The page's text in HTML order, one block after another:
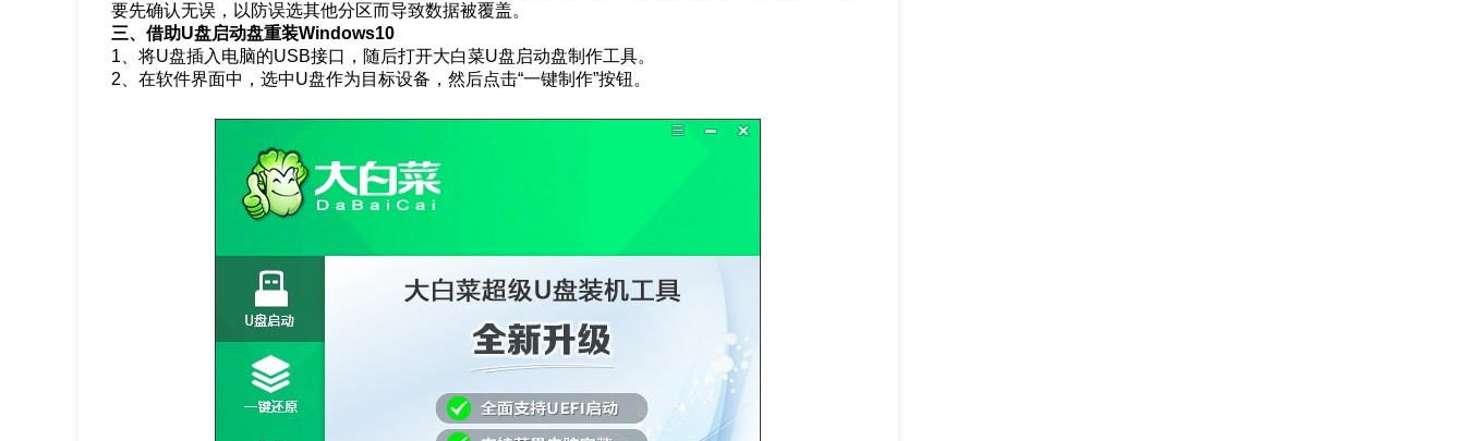
要先确认无误，以防误选其他分区而导致数据被覆盖。
三、借助U盘启动盘重装Windows10
1、将U盘插入电脑的USB接口，随后打开大白菜U盘启动盘制作工具。
2、在软件界面中，选中U盘作为目标设备，然后点击“一键制作”按钮。